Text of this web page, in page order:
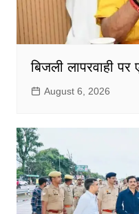
बिजली लापरवाही
August 6, 2026